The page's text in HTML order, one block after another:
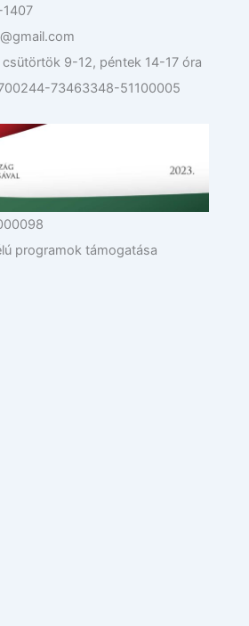
9-12, péntek 14-17 óra
73463348-51100005
programok támogatása